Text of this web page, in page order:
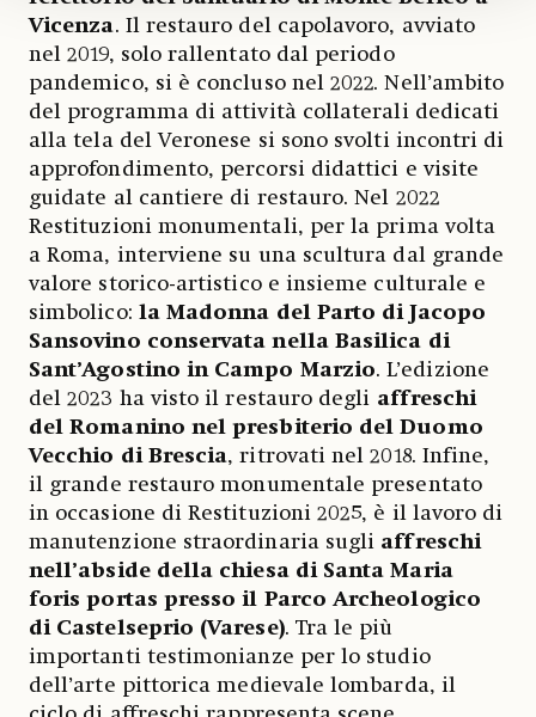
Vicenza. Il restauro del capolavoro, avviato
nel 2019, solo rallentato dal periodo
pandemico, si è concluso nel 2022. Nell’ambito
del programma di attività collaterali dedicati
alla tela del Veronese si sono svolti incontri di
approfondimento, percorsi didattici e visite
guidate al cantiere di restauro. Nel 2022
Restituzioni monumentali, per la prima volta
a Roma, interviene su una scultura dal grande
valore storico-artistico e insieme culturale e
simbolico: la Madonna del Parto di Jacopo
Sansovino conservata nella Basilica di
Sant’Agostino in Campo Marzio. L’edizione
del 2023 ha visto il restauro degli affreschi
del Romanino nel presbiterio del Duomo
Vecchio di Brescia, ritrovati nel 2018. Infine,
il grande restauro monumentale presentato
in occasione di Restituzioni 2025, è il lavoro di
manutenzione straordinaria sugli affreschi
nell’abside della chiesa di Santa Maria
foris portas presso il Parco Archeologico
di Castelseprio (Varese). Tra le più
importanti testimonianze per lo studio
dell’arte pittorica medievale lombarda, il